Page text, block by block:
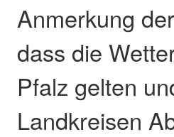
Anmerkung
dass die
Pfalz gelten
Landkreisen